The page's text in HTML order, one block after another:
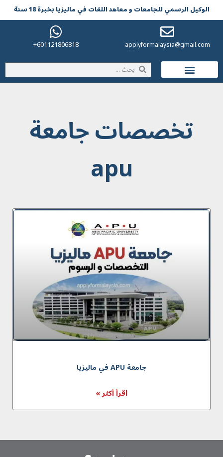
الوکیل الرسمي للجامعات و معاهد اللغات في مالیزیا بخبرة 18 سنة
applyformalaysia@gmail.com
601121806818+
تخصصات جامعة
apu
جامعة APU في مالیزیا
اقرأ أكثر »